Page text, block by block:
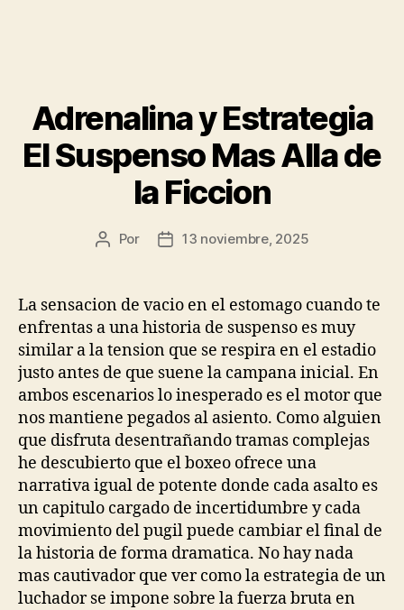
Adrenalina y Estrategia
El Suspenso Mas Alla de
la Ficcion
Autor
publicación
Por
Fecha
publicación
13 noviembre, 2025
La sensacion de vacio en el estomago cuando te
enfrentas a una historia de suspenso es muy
similar a la tension que se respira en el estadio
justo antes de que suene la campana inicial. En
ambos escenarios lo inesperado es el motor que
nos mantiene pegados al asiento. Como alguien
que disfruta desentrañando tramas complejas
he descubierto que el boxeo ofrece una
narrativa igual de potente donde cada asalto es
un capitulo cargado de incertidumbre y cada
movimiento del pugil puede cambiar el final de
la historia de forma dramatica. No hay nada
mas cautivador que ver como la estrategia de un
luchador se impone sobre la fuerza bruta en